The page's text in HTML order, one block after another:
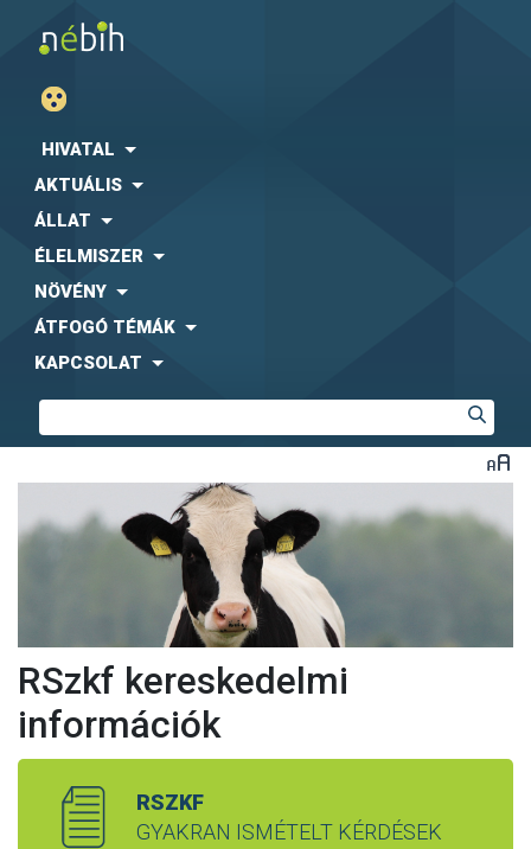
HIVATAL
AKTUÁLIS
ÁLLAT
ÉLELMISZER
NÖVÉNY
ÁTFOGÓ TÉMÁK
KAPCSOLAT
RSzkf kereskedelmi
információk
RSZKF
GYAKRAN ISMÉTELT KÉRDÉSEK